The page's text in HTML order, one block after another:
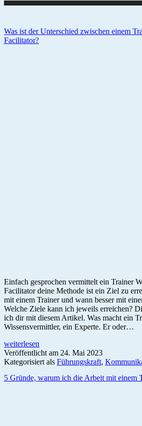
Was ist der Unterschied zwischen einem
Facilitator?
Einfach gesprochen vermittelt ein Trainer
Facilitator deine Methode ist ein Ziel zu
mit einem Trainer und wann besser mit
Welche Ziele kann ich jeweils erreichen?
ich dir mit diesem Artikel. Was macht ein
Wissensvermittler, ein Experte. Er oder…
Was
ist
der
zwischen
weiterlesen
Veröffentlicht am 24. Mai 2023
Kategorisiert als Führungskraft,
5 Gründe, warum ich die Arbeit mit einem